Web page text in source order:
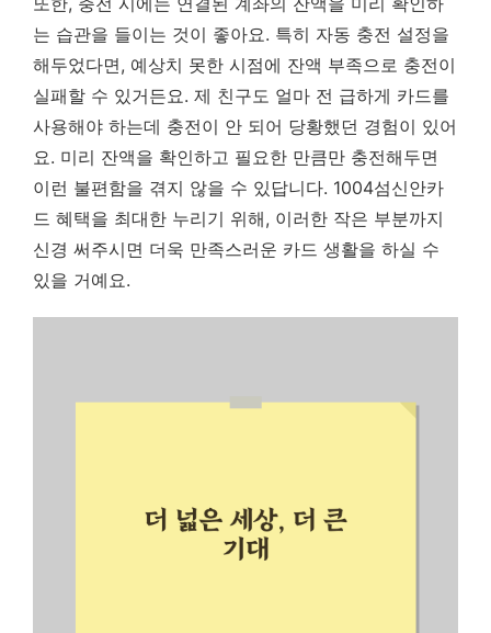
는 습관을 들이는 것이 좋아요. 특히 자동 충전 설정을
해두었다면, 예상치 못한 시점에 잔액 부족으로 충전이
실패할 수 있거든요. 제 친구도 얼마 전 급하게 카드를
사용해야 하는데 충전이 안 되어 당황했던 경험이 있어
요. 미리 잔액을 확인하고 필요한 만큼만 충전해두면
이런 불편함을 겪지 않을 수 있답니다. 1004섬신안카
드 혜택을 최대한 누리기 위해, 이러한 작은 부분까지
신경 써주시면 더욱 만족스러운 카드 생활을 하실 수
있을 거예요.